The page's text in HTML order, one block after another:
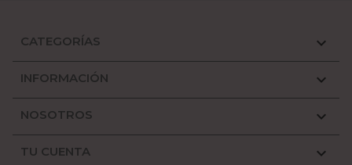
CATEGORÍAS 
INFORMACIÓN 
NOSOTROS 
TU CUENTA 